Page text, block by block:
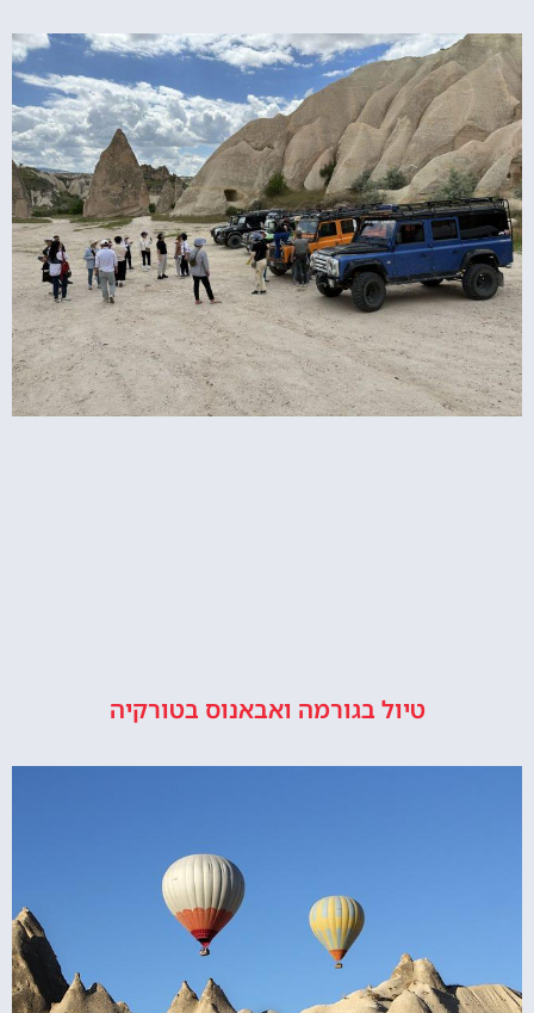
טיול בגורמה ואבאנוס בטורקיה